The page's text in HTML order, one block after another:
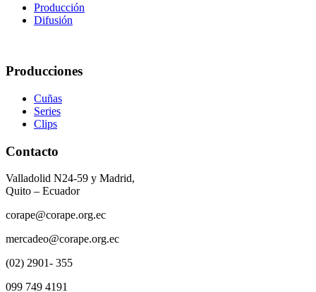
Producción
Difusión
Producciones
Cuñas
Series
Clips
Contacto
Valladolid N24-59 y Madrid,
Quito – Ecuador
corape@corape.org.ec
mercadeo@corape.org.ec
(02) 2901- 355
099 749 4191